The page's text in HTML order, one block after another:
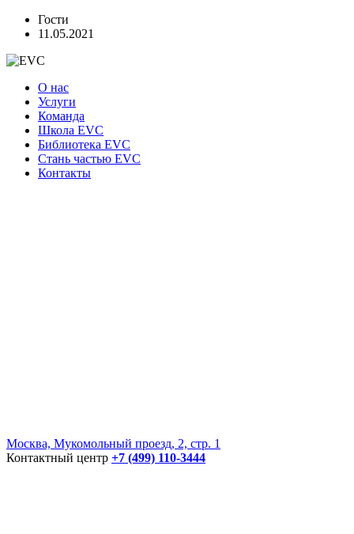
Гости
11.05.2021
О нас
Услуги
Команда
Школа EVC
Библиотека EVC
Стань частью EVC
Контакты
Москва, Мукомольный проезд, 2, стр. 1
Контактный центр +7 (499) 110-3444